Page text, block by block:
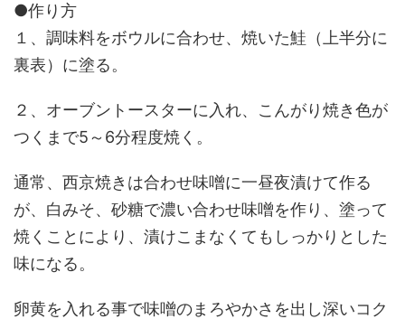
●作り方
１、調味料をボウルに合わせ、焼いた鮭（上半分に
裏表）に塗る。
２、オーブントースターに入れ、こんがり焼き色が
つくまで5～6分程度焼く。
通常、西京焼きは合わせ味噌に一昼夜漬けて作る
が、白みそ、砂糖で濃い合わせ味噌を作り、塗って
焼くことにより、漬けこまなくてもしっかりとした
味になる。
卵黄を入れる事で味噌のまろやかさを出し深いコク